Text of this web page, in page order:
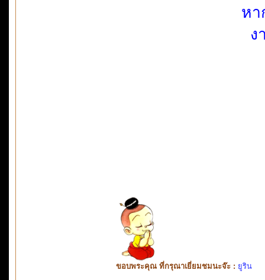
หา
ง
ขอบพระคุณ ที่กรุณาเยี่ยมชมนะจ๊ะ : ยูริน